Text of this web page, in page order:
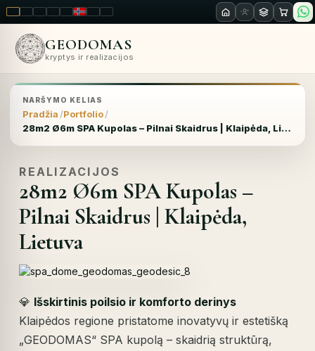
LT ENPL FR RUNOSKRO
GEODOMAS
kryptys ir realizacijos
NARŠYMO KELIAS
Pradžia Portfolio
28m2 Ø6m SPA Kupolas – Pilnai Skaidrus | Klaipėda, Lietuva
REALIZACIJOS
28m2 Ø6m SPA Kupolas –
Pilnai Skaidrus | Klaipėda,
Lietuva
💎 Išskirtinis poilsio ir komforto derinys
Klaipėdos regione pristatome inovatyvų ir estetišką
„GEODOMAS“ SPA kupolą – skaidrią struktūrą,